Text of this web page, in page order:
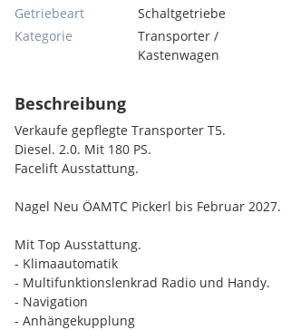
Getriebeart
Schaltgetriebe
Kategorie
Transporter /
Kastenwagen
Beschreibung
Verkaufe gepflegte Transporter T5.
Diesel. 2.0. Mit 180 PS.
Facelift Ausstattung.
Nagel Neu ÖAMTC Pickerl bis Februar 2027.
Mit Top Ausstattung.
- Klimaautomatik
- Multifunktionslenkrad Radio und Handy.
- Navigation
- Anhängekupplung